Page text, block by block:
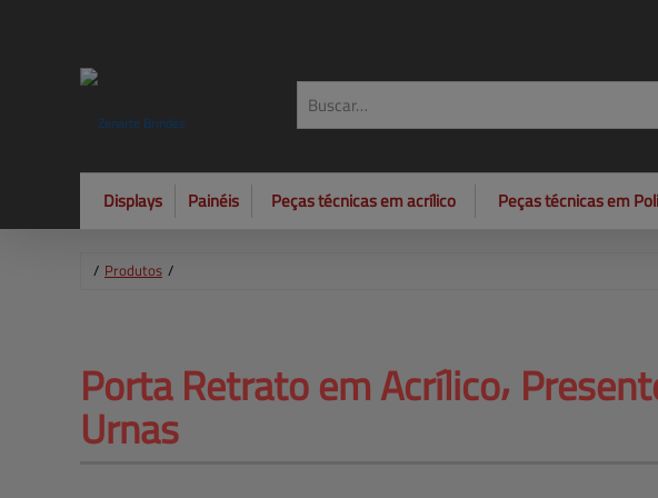
Displays Painéis Peças técnicas em acrílico Peças técnicas em
/ Produtos /
Porta Retrato em Acrílico⸴
Urnas